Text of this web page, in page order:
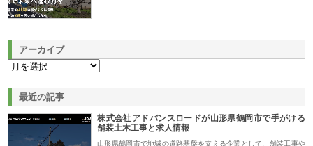
アーカイブ
最近の記事
株式会社アドバンスロードが山形県鶴岡市で手がける
舗装土木工事と求人情報
山形県鶴岡市で地域の道路基盤を支える企業として、舗装工事や